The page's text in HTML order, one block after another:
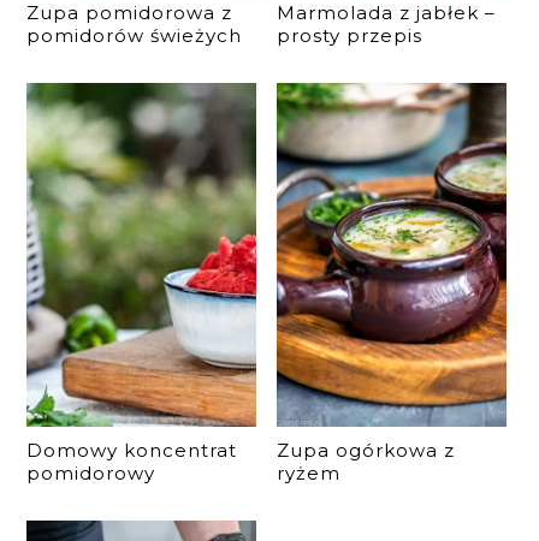
Zupa pomidorowa z
pomidorów świeżych
Marmolada z jabłek –
prosty przepis
Domowy koncentrat
pomidorowy
Zupa ogórkowa z
ryżem